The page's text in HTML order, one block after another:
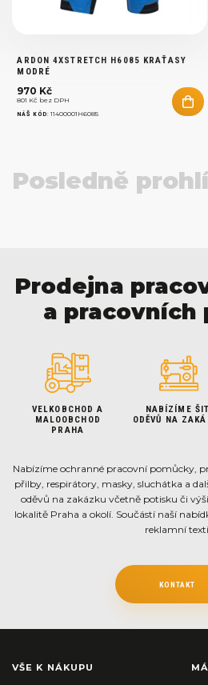
ARDON 4XSTRETCH H6085 KRAŤASY
MODRÉ
970 Kč
801 Kč bez DPH
NÁŠ KÓD:11400001H6085
Posledně
Prodejna
a pracovních
VELKOBCHOD A
MALOOBCHOD
PRAHA
NABÍZÍME ŠITÍ
ODĚVŮ NA
Nabízíme ochranné pracovní pomůcky,
přilby, respirátory, masky, sluchátka a
oděvů na zakázku včetně potisku či
lokalitě Praha a okolí. Součástí naší
reklamní
KONTAKT
VŠE K NÁKUPU